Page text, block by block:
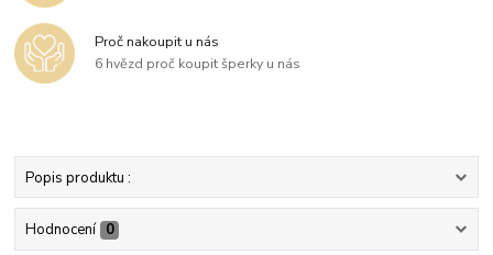
Proč nakoupit u nás
6 hvězd proč koupit šperky u nás
Popis produktu :
Hodnocení 0